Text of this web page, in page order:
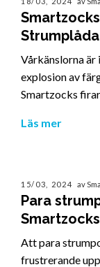
Vårkänslorna är
explosion av
Smartzocks firar
Läs mer
15/03, 2024 av
Para
Smartzocks
Att para
frustrerande